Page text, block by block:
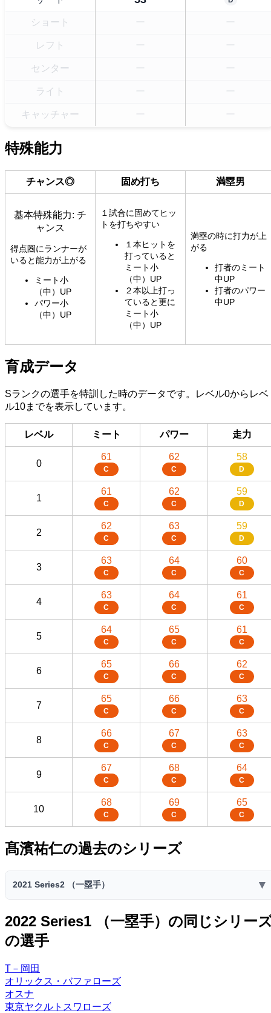
ショート
レフト
センター
ライト
キャッチャー
特殊能力
チャンス◎ 固め打ち 満塁男
基本特殊能力: チ
ャンス
得点圏にランナーが
いると能力が上がる
ミート小
（中）UP
パワー小
（中）UP
１試合に固めてヒッ
トを打ちやすい
１本ヒットを
打っていると
ミート小
（中）UP
２本以上打っ
ていると更に
ミート小
（中）UP
満塁の時に打力が上
がる
打者のミート
中UP
打者のパワー
中UP
育成データ
Sランクの選手を特訓した時のデータです。レベル0からレベ
ル10までを表示しています。
レベル ミート パワー 走力
0
61
C
62
C
58
D
1
61
C
62
C
59
D
2
62
C
63
C
59
D
3
63
C
64
C
60
C
4
63
C
64
C
61
C
5
64
C
65
C
61
C
6
65
C
66
C
62
C
7
65
C
66
C
63
C
8
66
C
67
C
63
C
9
67
C
68
C
64
C
10
68
C
69
C
65
C
髙濱祐仁の過去のシリーズ
2021 Series2 （一塁手） ▼
2021 Series2 （一塁手）
スピリ
ッツ
3800
ファー
スト
セカン
2022 Series1 （一塁手）の同じシリー
の選手
T－岡田
オリックス・バファローズ
オスナ
東京ヤクルトスワローズ